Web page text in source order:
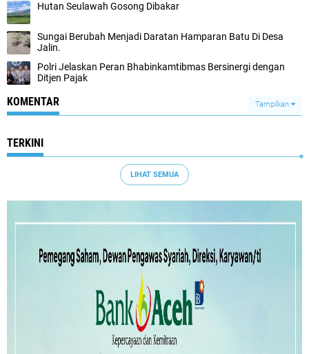
Hutan Seulawah Gosong Dibakar
Sungai Berubah Menjadi Daratan Hamparan Batu Di Desa
Jalin.
Polri Jelaskan Peran Bhabinkamtibmas Bersinergi dengan
Ditjen Pajak
KOMENTAR Tampilkan
TERKINI
LIHAT SEMUA